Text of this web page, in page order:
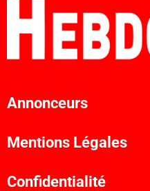
Annonceurs
Mentions Légales
Confidentialité